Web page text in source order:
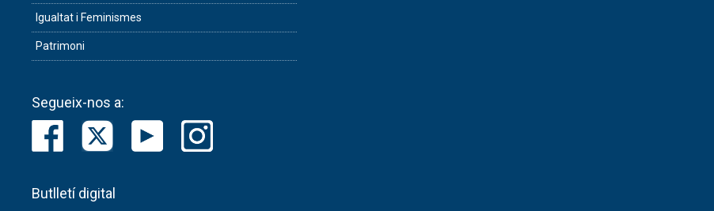
Igualtat i Feminismes
Patrimoni
Segueix-nos a:
Butlletí digital